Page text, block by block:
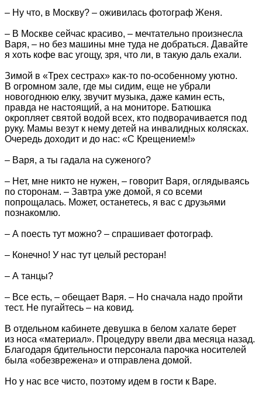
– Ну что, в Москву? – оживилась фотограф Женя.
– В Москве сейчас красиво, – мечтательно произнесла
Варя, – но без машины мне туда не добраться. Давайте
я хоть кофе вас угощу, зря, что ли, в такую даль ехали.
Зимой в «Трех сестрах» как-то по-особенному уютно.
В огромном зале, где мы сидим, еще не убрали
новогоднюю елку, звучит музыка, даже камин есть,
правда не настоящий, а на мониторе. Батюшка
окропляет святой водой всех, кто подворачивается под
руку. Мамы везут к нему детей на инвалидных колясках.
Очередь доходит и до нас: «С Крещением!»
– Варя, а ты гадала на суженого?
– Нет, мне никто не нужен, – говорит Варя, оглядываясь
по сторонам. – Завтра уже домой, я со всеми
попрощалась. Может, останетесь, я вас с друзьями
познакомлю.
– А поесть тут можно? – спрашивает фотограф.
– Конечно! У нас тут целый ресторан!
– А танцы?
– Все есть, – обещает Варя. – Но сначала надо пройти
тест. Не пугайтесь – на ковид.
В отдельном кабинете девушка в белом халате берет
из носа «материал». Процедуру ввели два месяца назад.
Благодаря бдительности персонала парочка носителей
была «обезврежена» и отправлена домой.
Но у нас все чисто, поэтому идем в гости к Варе.